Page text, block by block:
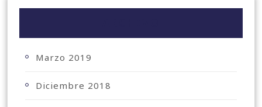
Marzo 2019
Diciembre 2018